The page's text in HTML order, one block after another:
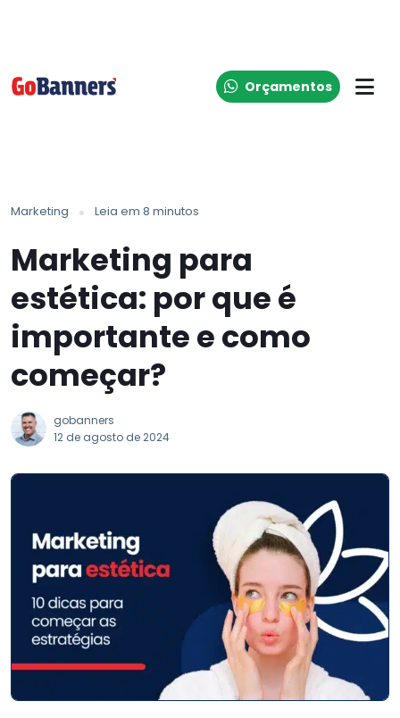
Orçamentos
Marketing Leia em 8 minutos
Marketing para
estética: por que é
importante e como
começar?
gobanners
12 de agosto de 2024